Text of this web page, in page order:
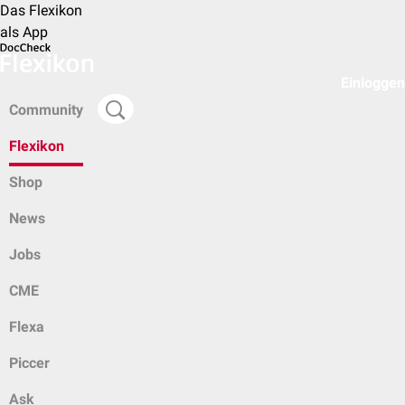
Das Flexikon
als App
Community
Flexikon
Shop
News
Jobs
CME
Flexa
Piccer
Ask